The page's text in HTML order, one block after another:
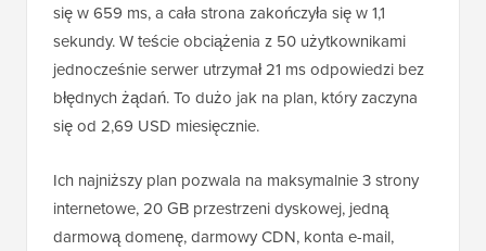
się w 659 ms, a cała strona zakończyła się w 1,1
sekundy. W teście obciążenia z 50 użytkownikami
jednocześnie serwer utrzymał 21 ms odpowiedzi bez
błędnych żądań. To dużo jak na plan, który zaczyna
się od 2,69 USD miesięcznie.
Ich najniższy plan pozwala na maksymalnie 3 strony
internetowe, 20 GB przestrzeni dyskowej, jedną
darmową domenę, darmowy CDN, konta e-mail,